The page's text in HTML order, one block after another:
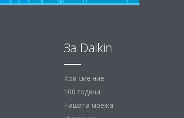
За Daikin
Кои сме ние
100 години
Нашата мрежа